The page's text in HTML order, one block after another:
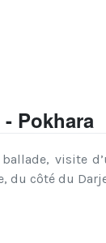
- Pokhara
visite
du côté du